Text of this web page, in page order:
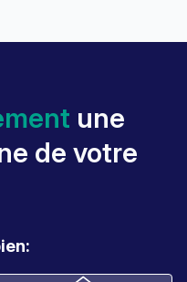
une
de votre